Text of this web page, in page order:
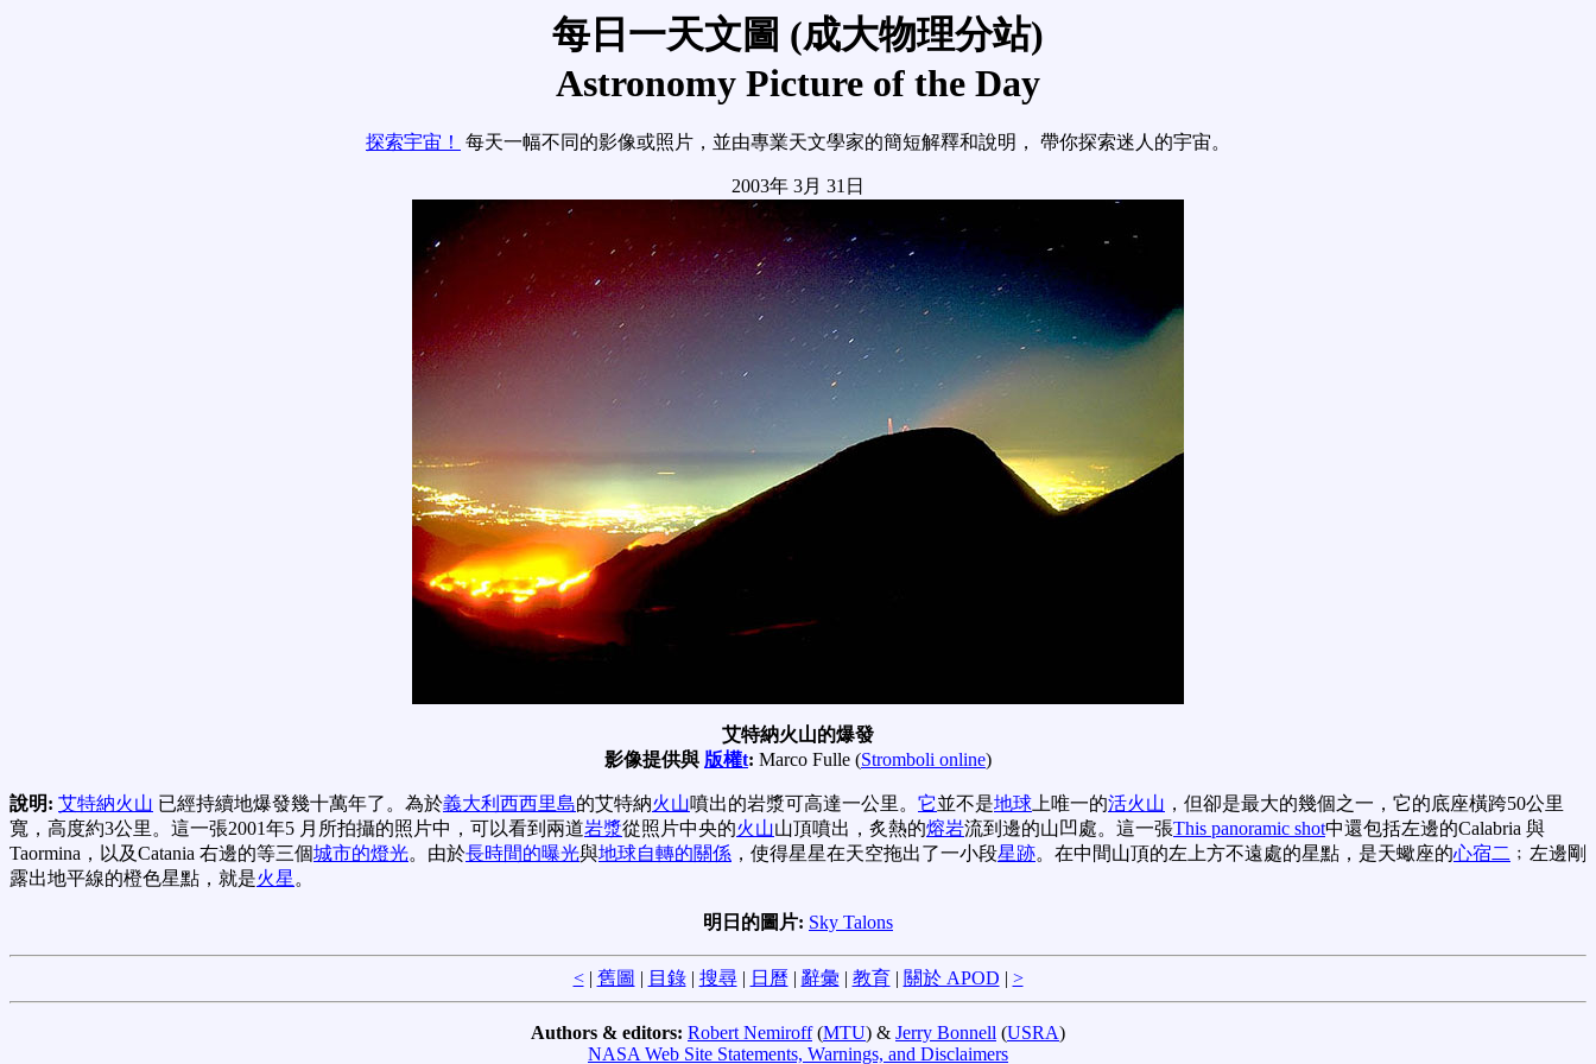
每日一天文圖 (成大物理分站)
Astronomy Picture of the Day
探索宇宙！ 每天一幅不同的影像或照片，並由專業天文學家的簡短解釋和說明， 帶你探索迷人的宇宙。
2003年 3月 31日
艾特納火山的爆發
影像提供與 版權t: Marco Fulle (Stromboli online)
說明: 艾特納火山 已經持續地爆發幾十萬年了。為於義大利 西西里島的艾特納火山噴出的岩漿可高達一公里。 它並不是地球上唯一的活火山 ，但卻是最大的幾個之一，它的底座橫跨50公里
寬，高度約3公里。這一張2001年5 月所拍攝的照片中，可以看到兩道岩漿從照片中央的火山山頂噴出，炙熱的熔岩流到邊的山凹處。這一張This panoramic shot中還包括左邊的Calabria 與
Taormina，以及Catania 右邊的等三個城市的燈光。由於長時間的曝光與地球自轉的關係 ，使得星星在天空拖出了一小段星跡。在中間山頂的左上方不遠處的星點，是天蠍座的心宿二 ﹔左邊剛
露出地平線的橙色星點，就是火星。
明日的圖片: Sky Talons
<| 舊圖 | 目錄| 搜尋| 日曆 | 辭彙 | 教育| 關於 APOD | >
Authors & editors: Robert Nemiroff(MTU) & Jerry Bonnell (USRA)
NASA Web Site Statements, Warnings, and Disclaimers